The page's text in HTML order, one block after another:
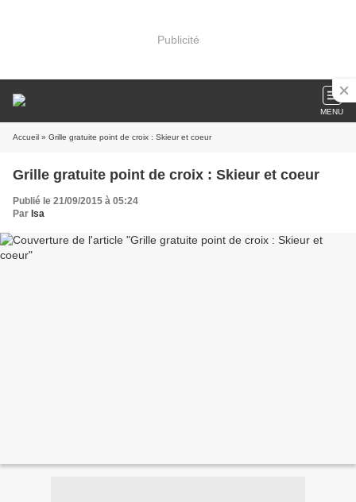
Publicité
MENU
Accueil » Grille gratuite point de croix : Skieur et coeur
Grille gratuite point de croix : Skieur et coeur
Publié le 21/09/2015 à 05:24
Par Isa